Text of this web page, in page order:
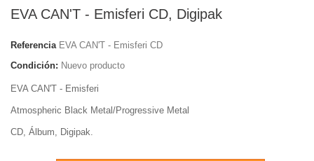
EVA CAN'T - Emisferi CD, Digipak
Referencia EVA CAN'T - Emisferi CD
Condición: Nuevo producto
EVA CAN'T - Emisferi
Atmospheric Black Metal/Progressive Metal
CD, Álbum, Digipak.